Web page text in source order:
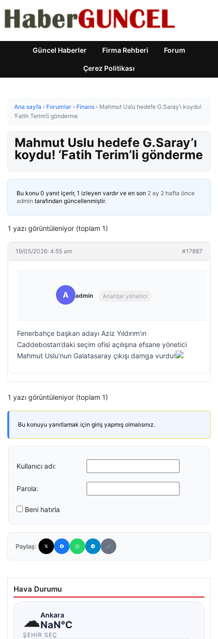
Güncel Haberler Firma Rehberi Forum
Çerez Politikası
Ana sayfa › Forumlar › Finans › Mahmut Uslu hedefe G.Saray’ı koydu!
‘Fatih Terim’li gönderme
Mahmut Uslu hedefe G.Saray’ı
koydu! ‘Fatih Terim’li gönderme
Bu konu 0 yanıt içerir, 1 izleyen vardır ve en son 2 ay 2 hafta önce
admin tarafından güncellenmiştir.
1 yazı görüntüleniyor (toplam 1)
19/05/2026: 4:55 am #17887
A admin Anahtar yönetici
Fenerbahçe başkan adayı Aziz Yıldırım’ın
Caddebostan’daki seçim ofisi açılışına efsane yönetici
Mahmut Uslu’nun Galatasaray çıkışı damga vurdu!
1 yazı görüntüleniyor (toplam 1)
Bu konuyu yanıtlamak için giriş yapmış olmalısınız.
Kullanıcı adı:
Parola:
Beni hatırla
Paylaş:
Hava Durumu
☁Ankara
NaN°C
ŞEHIR SEÇ